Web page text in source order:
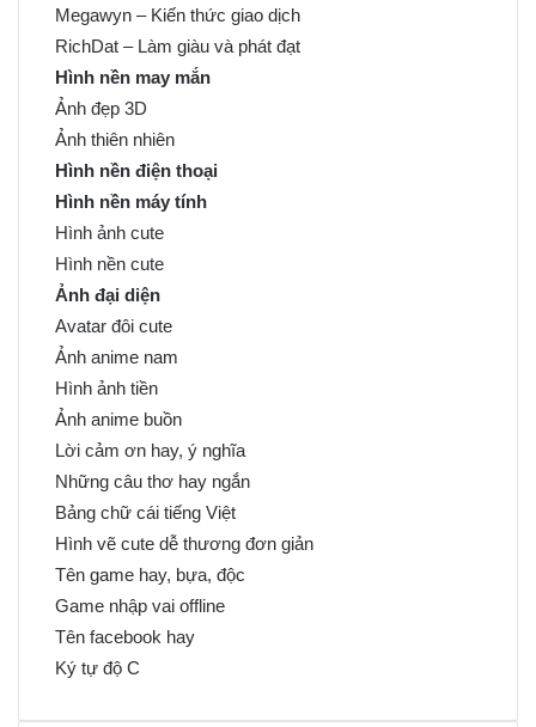
Megawyn – Kiến thức giao dịch
RichDat – Làm giàu và phát đạt
Hình nền may mắn
Ảnh đẹp 3D
Ảnh thiên nhiên
Hình nền điện thoại
Hình nền máy tính
Hình ảnh cute
Hình nền cute
Ảnh đại diện
Avatar đôi cute
Ảnh anime nam
Hình ảnh tiền
Ảnh anime buồn
Lời cảm ơn hay, ý nghĩa
Những câu thơ hay ngắn
Bảng chữ cái tiếng Việt
Hình vẽ cute dễ thương đơn giản
Tên game hay, bựa, độc
Game nhập vai offline
Tên facebook hay
Ký tự độ C